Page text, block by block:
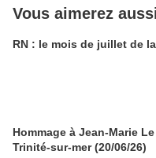
Vous aimerez
RN : le mois de juillet de
Hommage à Jean-Marie
Trinité-sur-mer (20/06/26)